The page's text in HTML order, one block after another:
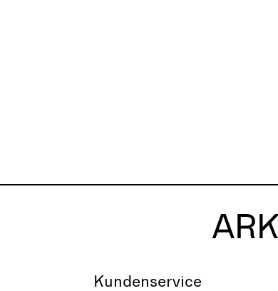
Kundenservice